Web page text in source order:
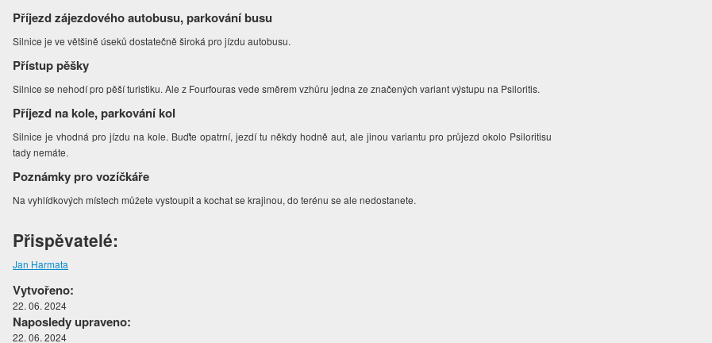
Příjezd zájezdového autobusu, parkování busu
Silnice je ve většině úseků dostatečně široká pro jízdu autobusu.
Přístup pěšky
Silnice se nehodí pro pěší turistiku. Ale z Fourfouras vede směrem vzhůru jedna ze značených variant výstupu na Psiloritis.
Příjezd na kole, parkování kol
Silnice je vhodná pro jízdu na kole. Buďte opatrní, jezdí tu někdy hodně aut, ale jinou variantu pro průjezd okolo Psiloritisu
tady nemáte.
Poznámky pro vozíčkáře
Na vyhlídkových místech můžete vystoupit a kochat se krajinou, do terénu se ale nedostanete.
Přispěvatelé:
Jan Harmata
Vytvořeno:
22. 06. 2024
Naposledy upraveno:
22. 06. 2024